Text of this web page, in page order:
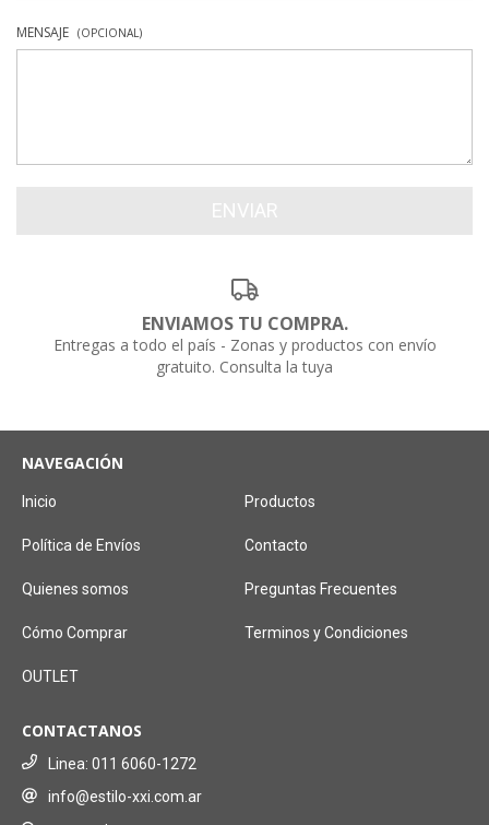
MENSAJE (OPCIONAL)
ENVIAMOS TU COMPRA.
Entregas a todo el país - Zonas y productos con envío
gratuito. Consulta la tuya
NAVEGACIÓN
Inicio Productos
Política de Envíos Contacto
Quienes somos Preguntas Frecuentes
Cómo Comprar Terminos y Condiciones
OUTLET
CONTACTANOS
Linea: 011 6060-1272
info@estilo-xxi.com.ar